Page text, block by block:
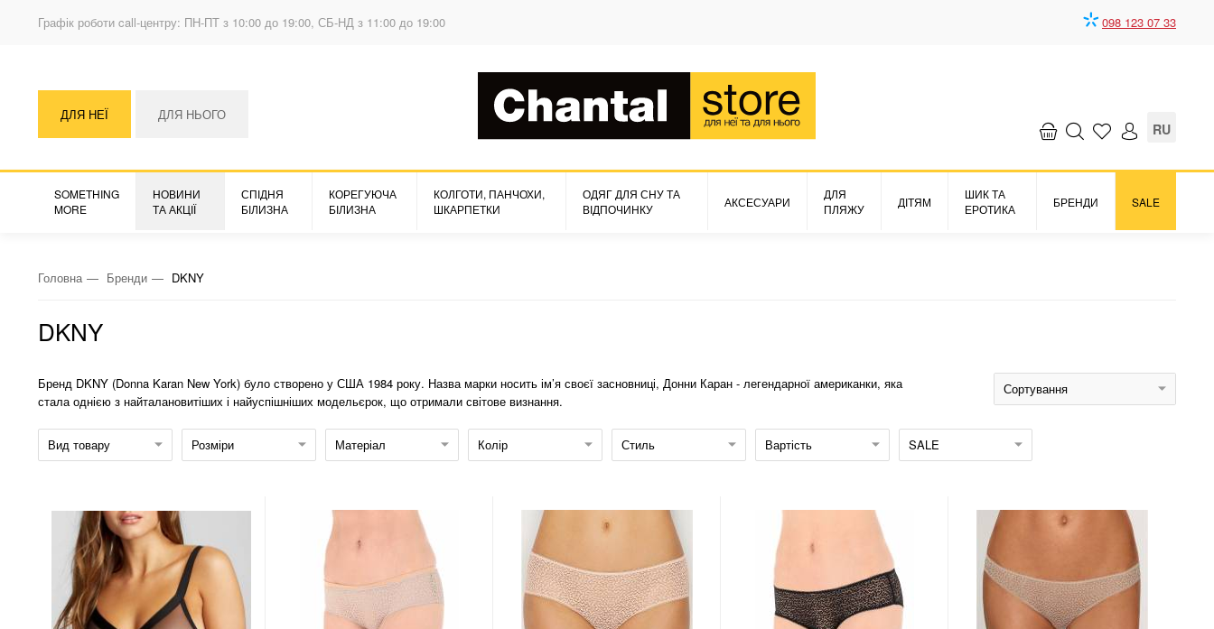
Графік роботи call-центру: ПН-ПТ з 10:00 до 19:00, СБ-НД з 11:00 до 19:00 098 123 07 33
ДЛЯ НЕЇ ДЛЯ НЬОГО
RU
SOMETHING
MORE
НОВИНИ
ТА АКЦІЇ
СПІДНЯ
БІЛИЗНА
КОРЕГУЮЧА
БІЛИЗНА
КОЛГОТИ, ПАНЧОХИ,
ШКАРПЕТКИ
ОДЯГ ДЛЯ СНУ ТА
ВІДПОЧИНКУ
АКСЕСУАРИ
ДЛЯ
ПЛЯЖУ
ДІТЯМ
ШИК ТА
ЕРОТИКА
БРЕНДИ SALE
Головна Бренди DKNY
DKNY
Бренд DKNY (Donna Karan New York) було створено у США 1984 року. Назва марки носить ім’я своєї засновниці, Донни Каран - легендарної американки, яка
стала однією з найталановитіших і найуспішніших модельєрок, що отримали світове визнання.
Сортування
Вид товару Розміри Матеріал Колір Стиль Вартість SALE